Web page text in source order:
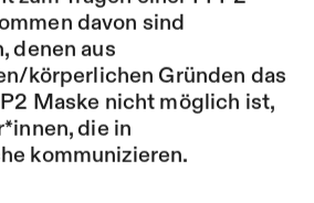
davon sind
denen aus
körperlichen Gründen das
Maske nicht möglich ist,
die in
kommunizieren.